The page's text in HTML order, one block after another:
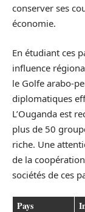
conserver ses
économie.
En étudiant ces
influence
le Golfe arabo-
diplomatiques
L’Ouganda est
plus de 50
riche. Une
de la
sociétés de ces
Pays